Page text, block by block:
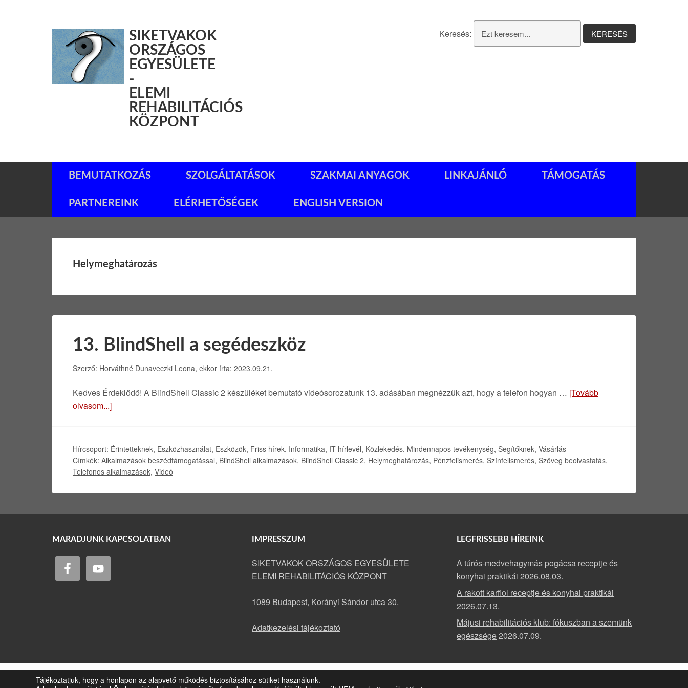
SIKETVAKOK
ORSZÁGOS
EGYESÜLETE
-
ELEMI
REHABILITÁCIÓS
KÖZPONT
Keresés:
BEMUTATKOZÁS SZOLGÁLTATÁSOK SZAKMAI ANYAGOK LINKAJÁNLÓ TÁMOGATÁS
PARTNEREINK ELÉRHETŐSÉGEK ENGLISH VERSION
Helymeghatározás
13. BlindShell a segédeszköz
Szerző: Horváthné Dunaveczki Leona, ekkor írta: 2023.09.21.
Kedves Érdeklődő! A BlindShell Classic 2 készüléket bemutató videósorozatunk 13. adásában megnézzük azt, hogy a telefon hogyan … [Tovább
olvasom...]
Hírcsoport: Érintetteknek, Eszközhasználat, Eszközök, Friss hírek, Informatika, IT hírlevél, Közlekedés, Mindennapos tevékenység, Segítőknek, Vásárlás
Címkék: Alkalmazások beszédtámogatással, BlindShell alkalmazások, BlindShell Classic 2, Helymeghatározás, Pénzfelismerés, Színfelismerés, Szöveg beolvastatás,
Telefonos alkalmazások, Videó
MARADJUNK KAPCSOLATBAN IMPRESSZUM
SIKETVAKOK ORSZÁGOS EGYESÜLETE
ELEMI REHABILITÁCIÓS KÖZPONT
1089 Budapest, Korányi Sándor utca 30.
Adatkezelési tájékoztató
LEGFRISSEBB HÍREINK
A túrós-medvehagymás pogácsa receptje és
konyhai praktikái 2026.08.03.
A rakott karfiol receptje és konyhai praktikái
2026.07.13.
Májusi rehabilitációs klub: fókuszban a szemünk
egészsége2026.07.09.
Tájékoztatjuk, hogy a honlapon az alapvető működés biztosításához sütiket használunk.